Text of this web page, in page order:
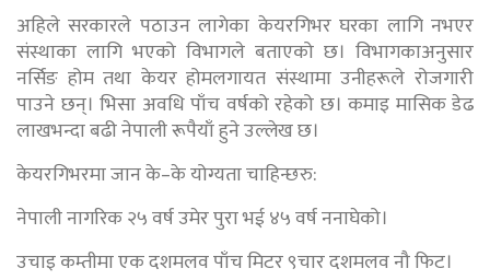
अहिले सरकारले पठाउन लागेका केयरगिभर घरका लागि नभएर
संस्थाका लागि भएको विभागले बताएको छ। विभागकाअनुसार
नर्सिङ होम तथा केयर होमलगायत संस्थामा उनीहरूले रोजगारी
पाउने छन्। भिसा अवधि पाँच वर्षको रहेको छ। कमाइ मासिक डेढ
लाखभन्दा बढी नेपाली रूपैयाँ हुने उल्लेख छ।
केयरगिभरमा जान के–के योग्यता चाहिन्छरु:
नेपाली नागरिक २५ वर्ष उमेर पुरा भई ४५ वर्ष ननाघेको।
उचाइ कम्तीमा एक दशमलव पाँच मिटर ९चार दशमलव नौ फिट।